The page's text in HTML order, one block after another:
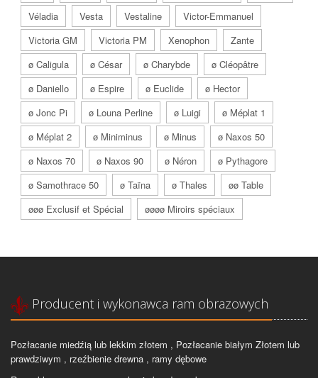
Véladia
Vesta Vestaline
Victor-Emmanuel
Victoria GM
Victoria PM Xenophon
Zante
ø Caligula
ø César ø Charybde
ø Cléopâtre
ø Daniello
ø Espire ø Euclide
ø Hector
ø Jonc Pi
ø Louna Perline ø Luigi
ø Méplat 1
ø Méplat 2
ø Miniminus ø Minus
ø Naxos 50
ø Naxos 70
ø Naxos 90 ø Néron
ø Pythagore
ø Samothrace 50
ø Taïna ø Thales
øø Table
øøø Exclusif et Spécial
øøøø Miroirs spéciaux
Producent i wykonawca ram obrazowych
Pozłacanie miedźią lub lekkim złotem , Pozłacanie białym Złotem lub
prawdziwym , rzeźbienie drewna , ramy dębowe